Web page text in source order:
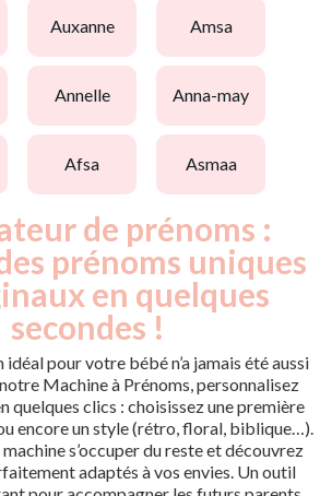
auxanne amsa
annelle anna-may
afsa asmaa
de prénoms :
prénoms uniques
en quelques
secondes !
pour votre bébé n’a jamais été aussi
Machine à Prénoms, personnalisez
quelques clics : choisissez une première
encore un style (rétro, floral, biblique…).
s’occuper du reste et découvrez
adaptés à vos envies. Un outil